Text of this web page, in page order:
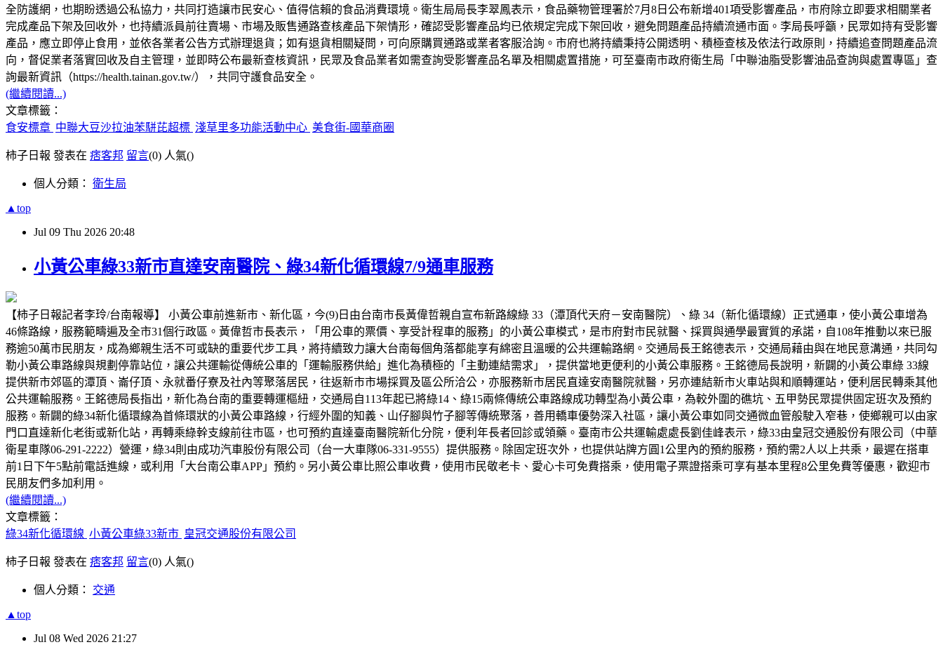
全防護網，也期盼透過公私協力，共同打造讓市民安心、值得信賴的食品消費環境。衛生局局長李翠鳳表示，食品藥物管理署於7月8日公布新增401項受影響產品，市府除立即要求相關業者
完成產品下架及回收外，也持續派員前往賣場、市場及販售通路查核產品下架情形，確認受影響產品均已依規定完成下架回收，避免問題產品持續流通市面。李局長呼籲，民眾如持有受影響
產品，應立即停止食用，並依各業者公告方式辦理退貨；如有退貨相關疑問，可向原購買通路或業者客服洽詢。市府也將持續秉持公開透明、積極查核及依法行政原則，持續追查問題產品流
向，督促業者落實回收及自主管理，並即時公布最新查核資訊，民眾及食品業者如需查詢受影響產品名單及相關處置措施，可至臺南市政府衛生局「中聯油脂受影響油品查詢與處置專區」查
詢最新資訊（https://health.tainan.gov.tw/），共同守護食品安全。
(繼續閱讀...)
文章標籤：
食安標章 中聯大豆沙拉油苯駢芘超標 淺草里多功能活動中心 美食街-國華商圈
柿子日報 發表在 痞客邦 留言(0) 人氣()
個人分類： 衛生局
▲top
Jul 09 Thu 2026 20:48
小黃公車綠33新市直達安南醫院、綠34新化循環線7/9通車服務
【柿子日報記者李玲/台南報導】 小黃公車前進新市、新化區，今(9)日由台南市長黃偉哲親自宣布新路線綠 33（潭頂代天府－安南醫院）、綠 34（新化循環線）正式通車，使小黃公車增為
46條路線，服務範疇遍及全市31個行政區。黃偉哲市長表示，「用公車的票價、享受計程車的服務」的小黃公車模式，是市府對市民就醫、採買與通學最實質的承諾，自108年推動以來已服
務逾50萬市民朋友，成為鄉親生活不可或缺的重要代步工具，將持續致力讓大台南每個角落都能享有綿密且溫暖的公共運輸路網。交通局長王銘德表示，交通局藉由與在地民意溝通，共同勾
勒小黃公車路線與規劃停靠站位，讓公共運輸從傳統公車的「運輸服務供給」進化為積極的「主動連結需求」，提供當地更便利的小黃公車服務。王銘德局長說明，新闢的小黃公車綠 33線
提供新市郊區的潭頂、崙仔頂、永就番仔寮及社內等聚落居民，往返新市市場採買及區公所洽公，亦服務新市居民直達安南醫院就醫，另亦連結新市火車站與和順轉運站，便利居民轉乘其他
公共運輸服務。王銘德局長指出，新化為台南的重要轉運樞紐，交通局自113年起已將綠14、綠15兩條傳統公車路線成功轉型為小黃公車，為較外圍的礁坑、五甲勢民眾提供固定班次及預約
服務。新闢的綠34新化循環線為首條環狀的小黃公車路線，行經外圍的知義、山仔腳與竹子腳等傳統聚落，善用轎車優勢深入社區，讓小黃公車如同交通微血管般駛入窄巷，使鄉親可以由家
門口直達新化老街或新化站，再轉乘綠幹支線前往市區，也可預約直達臺南醫院新化分院，便利年長者回診或領藥。臺南市公共運輸處處長劉佳峰表示，綠33由皇冠交通股份有限公司（中華
衛星車隊06-291-2222）營運，綠34則由成功汽車股份有限公司（台一大車隊06-331-9555）提供服務。除固定班次外，也提供站牌方圓1公里內的預約服務，預約需2人以上共乘，最遲在搭車
前1日下午5點前電話進線，或利用「大台南公車APP」預約。另小黃公車比照公車收費，使用市民敬老卡、愛心卡可免費搭乘，使用電子票證搭乘可享有基本里程8公里免費等優惠，歡迎市
民朋友們多加利用。
(繼續閱讀...)
文章標籤：
綠34新化循環線 小黃公車綠33新市 皇冠交通股份有限公司
柿子日報 發表在 痞客邦 留言(0) 人氣()
個人分類： 交通
▲top
Jul 08 Wed 2026 21:27